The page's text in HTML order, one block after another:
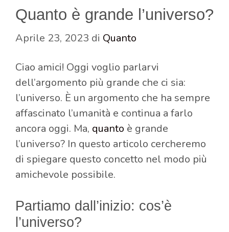
Quanto è grande l’universo?
Aprile 23, 2023 di Quanto
Ciao amici! Oggi voglio parlarvi
dell’argomento più grande che ci sia:
l’universo. È un argomento che ha sempre
affascinato l’umanità e continua a farlo
ancora oggi. Ma, quanto è grande
l’universo? In questo articolo cercheremo
di spiegare questo concetto nel modo più
amichevole possibile.
Partiamo dall’inizio: cos’è
l’universo?